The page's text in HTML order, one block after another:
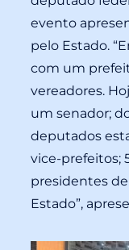
evento
pelo Estado.
com um
vereadores.
um senador;
deputados
vice-prefeitos;
presidentes de
Estado”,